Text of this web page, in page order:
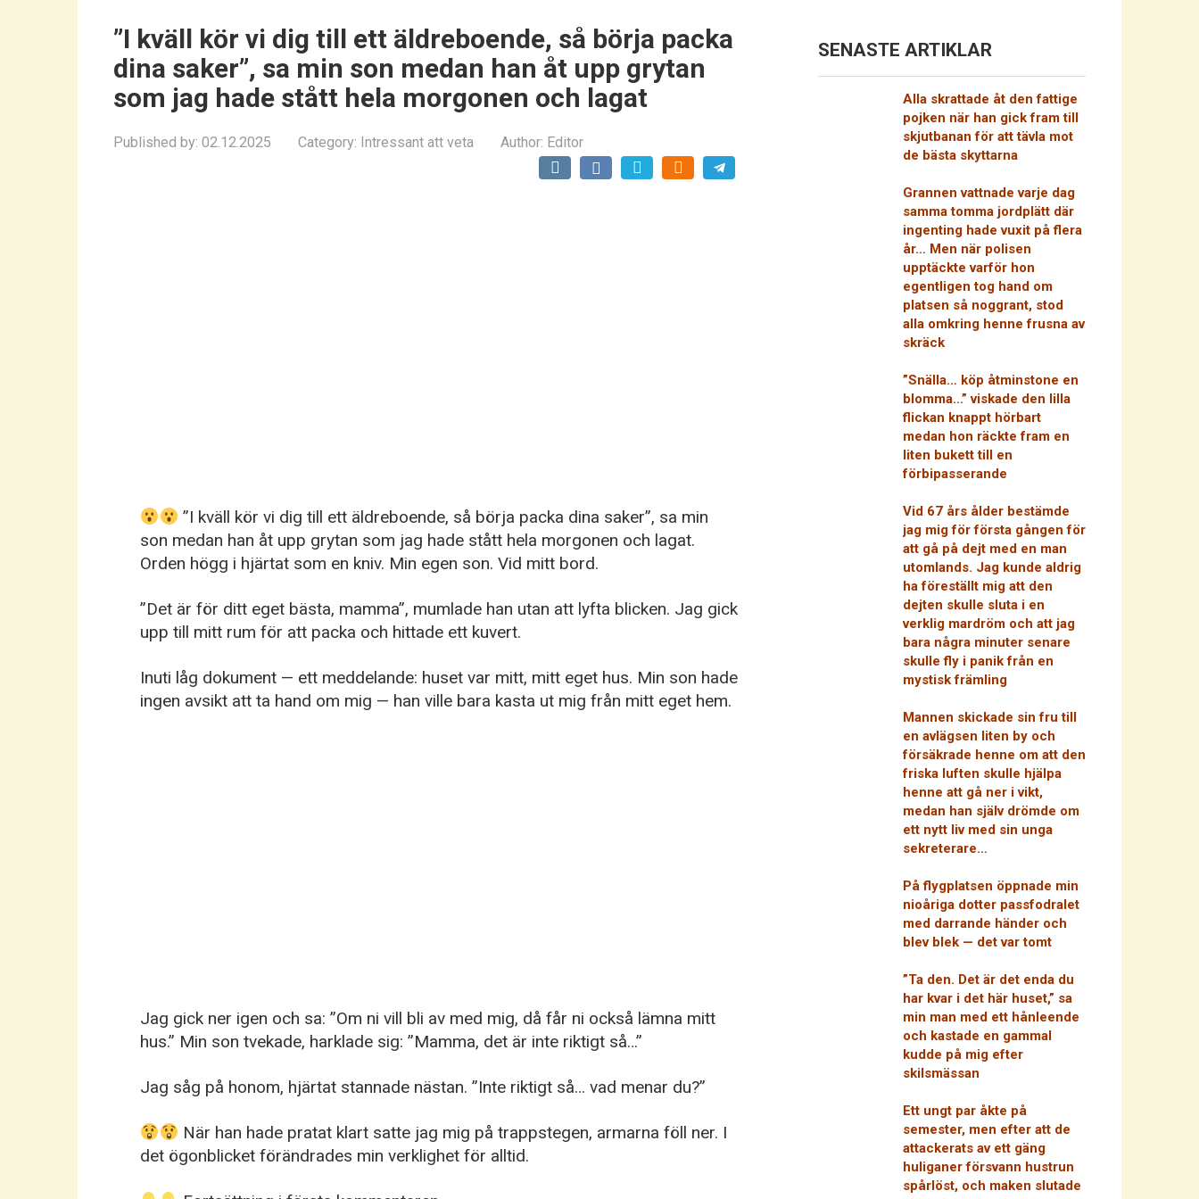
”I kväll kör vi dig till ett äldreboende, så börja packa
dina saker”, sa min son medan han åt upp grytan
som jag hade stått hela morgonen och lagat
Published by: 02.12.2025 Category: Intressant att veta Author: Editor
”I kväll kör vi dig till ett äldreboende, så börja packa dina saker”, sa min
son medan han åt upp grytan som jag hade stått hela morgonen och lagat.
Orden högg i hjärtat som en kniv. Min egen son. Vid mitt bord.
”Det är för ditt eget bästa, mamma”, mumlade han utan att lyfta blicken. Jag gick
upp till mitt rum för att packa och hittade ett kuvert.
Inuti låg dokument — ett meddelande: huset var mitt, mitt eget hus. Min son hade
ingen avsikt att ta hand om mig — han ville bara kasta ut mig från mitt eget hem.
Jag gick ner igen och sa: ”Om ni vill bli av med mig, då får ni också lämna mitt
hus.” Min son tvekade, harklade sig: ”Mamma, det är inte riktigt så…”
Jag såg på honom, hjärtat stannade nästan. ”Inte riktigt så… vad menar du?”
När han hade pratat klart satte jag mig på trappstegen, armarna föll ner. I
det ögonblicket förändrades min verklighet för alltid.
SENASTE ARTIKLAR
Alla skrattade åt den fattige
pojken när han gick fram till
skjutbanan för att tävla mot
de bästa skyttarna
Grannen vattnade varje dag
samma tomma jordplätt där
ingenting hade vuxit på flera
år… Men när polisen
upptäckte varför hon
egentligen tog hand om
platsen så noggrant, stod
alla omkring henne frusna av
skräck
”Snälla… köp åtminstone en
blomma…” viskade den lilla
flickan knappt hörbart
medan hon räckte fram en
liten bukett till en
förbipasserande
Vid 67 års ålder bestämde
jag mig för första gången för
att gå på dejt med en man
utomlands. Jag kunde aldrig
ha föreställt mig att den
dejten skulle sluta i en
verklig mardröm och att jag
bara några minuter senare
skulle fly i panik från en
mystisk främling
Mannen skickade sin fru till
en avlägsen liten by och
försäkrade henne om att den
friska luften skulle hjälpa
henne att gå ner i vikt,
medan han själv drömde om
ett nytt liv med sin unga
sekreterare…
På flygplatsen öppnade min
nioåriga dotter passfodralet
med darrande händer och
blev blek — det var tomt
”Ta den. Det är det enda du
har kvar i det här huset,” sa
min man med ett hånleende
och kastade en gammal
kudde på mig efter
skilsmässan
Ett ungt par åkte på
semester, men efter att de
attackerats av ett gäng
huliganer försvann hustrun
spårlöst, och maken slutade